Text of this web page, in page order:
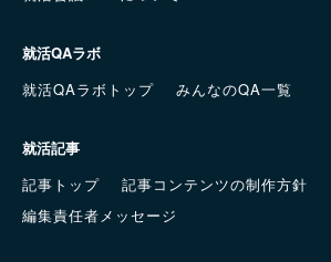
就活QAラボ
就活QAラボトップ
みんなのQA一覧
就活記事
記事トップ
記事コンテンツの制作方針
編集責任者メッセージ